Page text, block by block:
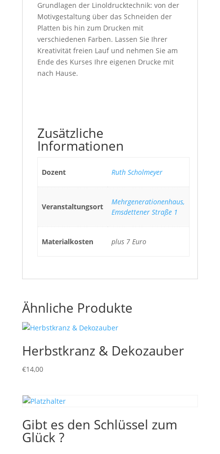
Grundlagen der Linoldrucktechnik: von der
Motivgestaltung über das Schneiden der
Platten bis hin zum Drucken mit
verschiedenen Farben. Lassen Sie Ihrer
Kreativität freien Lauf und nehmen Sie am
Ende des Kurses Ihre eigenen Drucke mit
nach Hause.
Zusätzliche
Informationen
Dozent Ruth Scholmeyer
Veranstaltungsort
Mehrgenerationenhaus,
Emsdettener Straße 1
Materialkosten plus 7 Euro
Ähnliche Produkte
Herbstkranz & Dekozauber
€14,00
Gibt es den Schlüssel zum
Glück ?